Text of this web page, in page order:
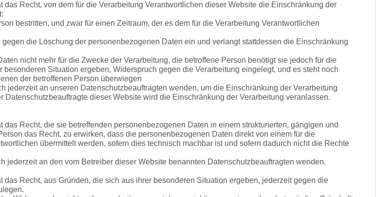
Recht, von dem für die Verarbeitung Verantwortlichen dieser Website die Einschränkung der
bestritten, und zwar für einen Zeitraum, der es dem für die Verarbeitung Verantwortlichen
die Löschung der personenbezogenen Daten ein und verlangt stattdessen die Einschränkung
nicht mehr für die Zwecke der Verarbeitung, die betroffene Person benötigt sie jedoch für die
Situation ergeben, Widerspruch gegen die Verarbeitung eingelegt, und es steht noch
der betroffenen Person überwiegen
an unseren Datenschutzbeauftragten wenden, um die Einschränkung der Verarbeitung
dieser Website wird die Einschränkung der Verarbeitung veranlassen.
Recht, die sie betreffenden personenbezogenen Daten in einem strukturierten, gängigen und
das Recht, zu erwirken, dass die personenbezogenen Daten direkt von einem für die
übermittelt werden, sofern dies technisch machbar ist und sofern dadurch nicht die Rechte
an den vom Betreiber dieser Website benannten Datenschutzbeauftragten wenden.
Recht, aus Gründen, die sich aus ihrer besonderen Situation ergeben, jederzeit gegen die